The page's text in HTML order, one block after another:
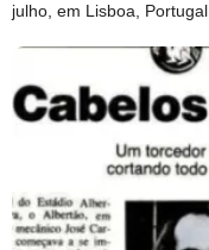
julho, em Lisboa, Portugal